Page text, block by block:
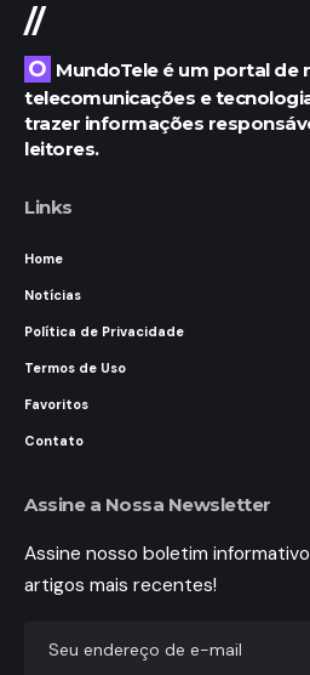
//
O MundoTele é um portal de notícias sobre
telecomunicações e
trazer informações
leitores.
Links
Home
Notícias
Política de Privacidade
Termos de Uso
Favoritos
Contato
Assine a Nossa Newsletter
Assine nosso boletim
artigos mais recentes!